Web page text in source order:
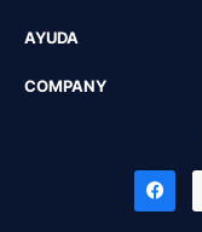
AYUDA
COMPANY